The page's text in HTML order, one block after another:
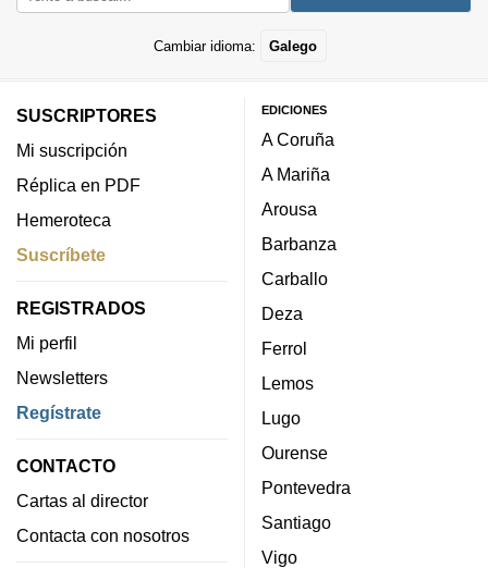
Cambiar idioma: Galego
SUSCRIPTORES
Mi suscripción
Réplica en PDF
Hemeroteca
Suscríbete
REGISTRADOS
Mi perfil
Newsletters
Regístrate
CONTACTO
Cartas al director
Contacta con nosotros
EDICIONES
A Coruña
A Mariña
Arousa
Barbanza
Carballo
Deza
Ferrol
Lemos
Lugo
Ourense
Pontevedra
Santiago
Vigo